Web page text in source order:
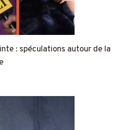
: spéculations autour de la